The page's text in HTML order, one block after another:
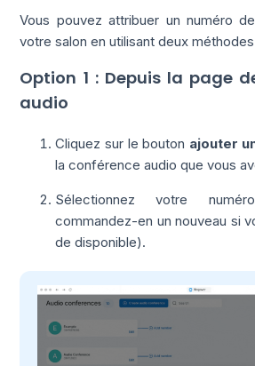
Vous pouvez attribuer un numéro
votre salon en utilisant deux
Option 1 : Depuis la page
audio
Cliquez sur le bouton ajouter
la conférence audio que vous
Sélectionnez votre
commandez-en un nouveau si
de disponible).